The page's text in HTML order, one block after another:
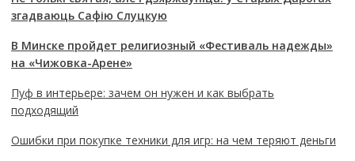
згадваюць Сафію Слуцкую
В Минске пройдет религиозный «Фестиваль надежды»
на «Чижовка-Арене»
Пуф в интерьере: зачем он нужен и как выбрать
подходящий
Ошибки при покупке техники для игр: на чем теряют деньги